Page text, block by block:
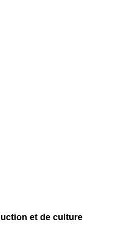
et de culture